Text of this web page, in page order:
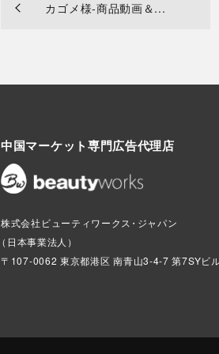
カゴメ様-商品動画＆...
中国マーケット専門広告代理店
株式会社ビューティワークス ・
（ 日本事業法人 ）
〒107-0062 東京都港区 南青山3-4-7 第7SYビ